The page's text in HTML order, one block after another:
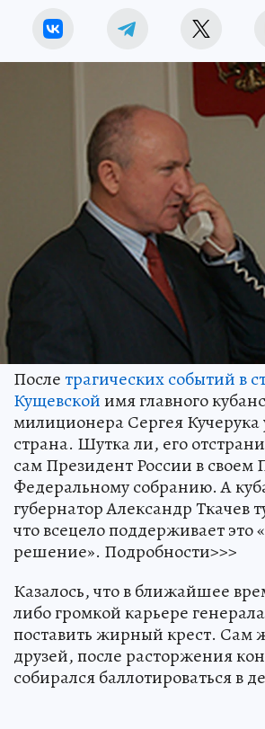
Послетрагических событий в
Кущевскойимя главного
милиционера Сергея Кучерука
страна. Шутка ли, его
сам Президент России в своем
Федеральному собранию. А
губернатор Александр Ткачев
что всецело поддерживает это
решение». Подробности>>>
Казалось, что в ближайшее
либо громкой карьере
поставить жирный крест. Сам
друзей, после расторжения
собирался баллотироваться в